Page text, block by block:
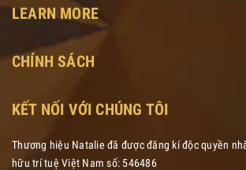
LEARN MORE
CHÍNH SÁCH
KẾT NỐI VỚI CHÚNG TÔI
Thương hiệu Natalie đã được đăng kí độc quyền
hữu trí tuệ Việt Nam số: 546486